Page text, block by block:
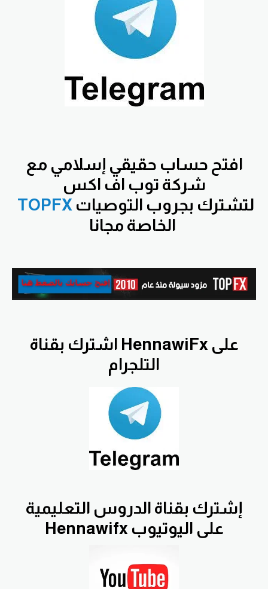
افتح حساب حقيقي إسلامي مع
شركة توب اف اكس
TOPFX
اشترك بقناة HennawiFx على
التلجرام
إشترك بقناة الدروس التعليمية
Hennawifx على اليوتيوب